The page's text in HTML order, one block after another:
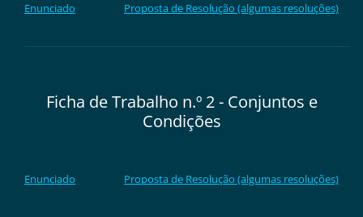
Enunciado Proposta de Resolução (algumas resoluções)
Ficha de Trabalho n.º 2 - Conjuntos e
Condições
Enunciado Proposta de Resolução (algumas resoluções)